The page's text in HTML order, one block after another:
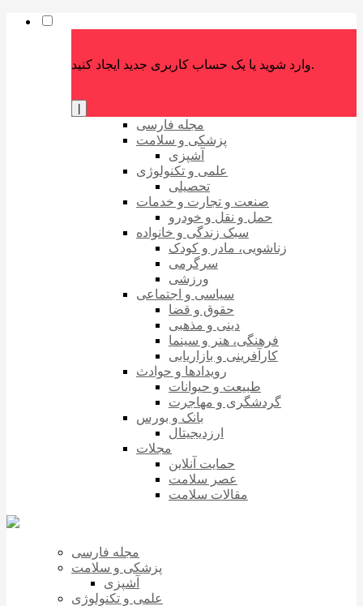
وارد شوید یا یک حساب کاربری جدید ایجاد کنید.
مجله فارسی
پزشکی و سلامت
آشپزی
علمی و تکنولوژی
تحصیلی
صنعت و تجارت و خدمات
حمل و نقل و خودرو
سبک زندگی و خانواده
زناشویی، مادر و کودک
سرگرمی
ورزشی
سیاسی و اجتماعی
حقوق و قضا
دینی و مذهبی
فرهنگی، هنر و سینما
کارآفرینی و بازاریابی
رویدادها و حوادث
طبیعت و حیوانات
گردشگری و مهاجرت
بانک و بورس
ارزدیجیتال
مجلات
حمایت آنلاین
عصر سلامت
مقالات سلامت
مجله فارسی
پزشکی و سلامت
آشپزی
علمی و تکنولوژی